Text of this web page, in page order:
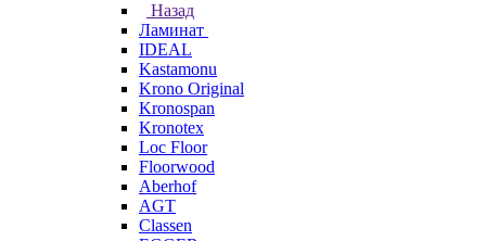
Назад
Ламинат
IDEAL
Kastamonu
Krono Original
Kronospan
Kronotex
Loc Floor
Floorwood
Aberhof
AGT
Classen